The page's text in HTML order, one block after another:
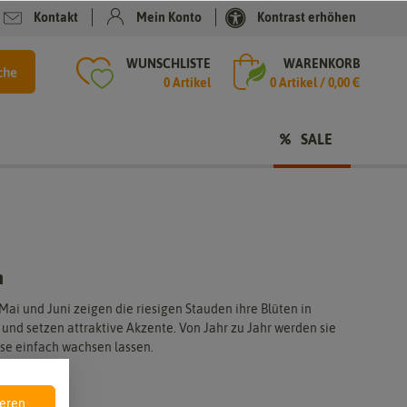
Kontakt Mein Konto Kontrast erhöhen
WUNSCHLISTE
0 Artikel
WARENKORB
0Artikel /0,00 €
SALE
und Juni zeigen die riesigen Stauden ihre Blüten in
setzen attraktive Akzente. Von Jahr zu Jahr werden sie
einfach wachsen lassen.